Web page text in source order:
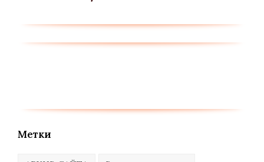
Метки